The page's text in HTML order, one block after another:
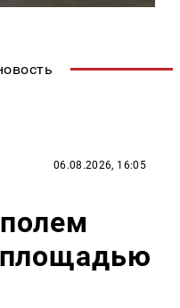
06.08.2026, 16:05